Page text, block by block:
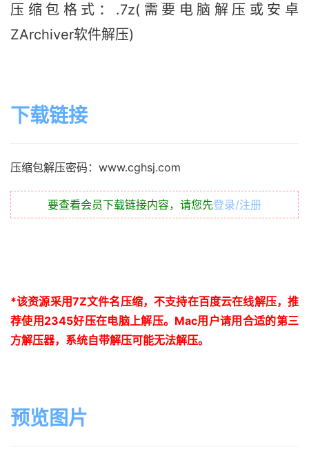
压缩包格式：.7z(需要电脑解压或安卓
ZArchiver软件解压)
下载链接
压缩包解压密码：www.cghsj.com
要查看会员下载链接内容，请您先登录/注册
*该资源采用7Z文件名压缩，不支持在百度云在线解压，推
荐使用2345好压在电脑上解压。 Mac用户请用合适的第三
方解压器，系统自带解压可能无法解压。
预览图片